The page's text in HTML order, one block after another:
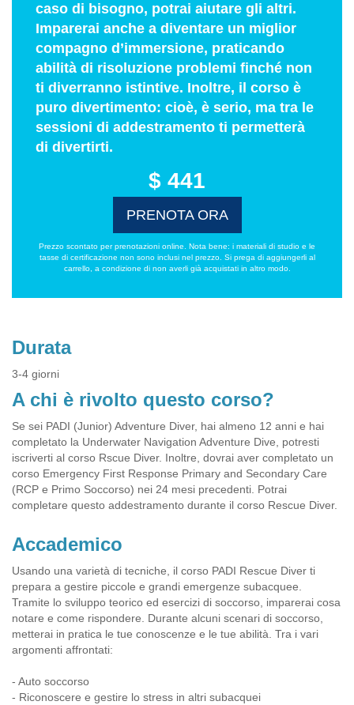
caso di bisogno, potrai aiutare gli altri.
Imparerai anche a diventare un miglior
compagno d’immersione, praticando
abilità di risoluzione problemi finché non
ti diverranno istintive. Inoltre, il corso è
puro divertimento: cioè, è serio, ma tra le
sessioni di addestramento ti permetterà
di divertirti.
$ 441
PRENOTA ORA
Prezzo scontato per prenotazioni online. Nota bene: i materiali di studio e le
tasse di certificazione non sono inclusi nel prezzo. Si prega di aggiungerli al
carrello, a condizione di non averli già acquistati in altro modo.
Durata
3-4 giorni
A chi è rivolto questo corso?
Se sei PADI (Junior) Adventure Diver, hai almeno 12 anni e hai
completato la Underwater Navigation Adventure Dive, potresti
iscriverti al corso Rscue Diver. Inoltre, dovrai aver completato un
corso Emergency First Response Primary and Secondary Care
(RCP e Primo Soccorso) nei 24 mesi precedenti. Potrai
completare questo addestramento durante il corso Rescue Diver.
Accademico
Usando una varietà di tecniche, il corso PADI Rescue Diver ti
prepara a gestire piccole e grandi emergenze subacquee.
Tramite lo sviluppo teorico ed esercizi di soccorso, imparerai cosa
notare e come rispondere. Durante alcuni scenari di soccorso,
metterai in pratica le tue conoscenze e le tue abilità. Tra i vari
argomenti affrontati:
- Auto soccorso
- Riconoscere e gestire lo stress in altri subacquei